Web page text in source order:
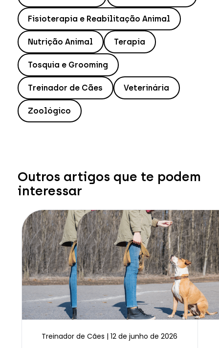
Fisioterapia e Reabilitação Animal
Nutrição Animal Terapia
Tosquia e Grooming
Treinador de Cães Veterinária
Zoológico
Outros artigos que te podem
interessar
Treinador de Cães | 12 de junho de 2026